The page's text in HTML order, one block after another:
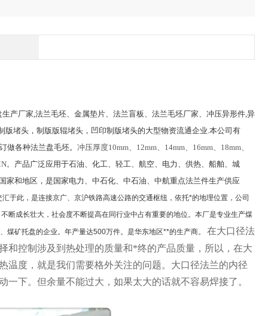
产厂家,法兰毛坯、金属垫片、法兰盲板、法兰毛坯厂家、冲压异形件,异
堵头，制版版辊堵头，凹印制版堵头的大型物资流通企业.本公司有
做各种法兰盘毛坯。 冲压厚度10mm、12mm、14mm、16mm、18mm、
。 产品广泛应用于石油、化工、轻工、航空、电力、供热、船舶、城
和地区，是国家电力、中石化、中石油、中航重点法兰件生产供应
于此，是连接京广、京沪铁路高速公路的交通枢纽，依托*的地理位置，公司
断成长壮大，社会度不断提高在同行业中占有重要的地位。本厂是专业生产煤
煤矿托盘的企业。年产量达500万件。是华东地区**的生产商。 在大口径法
和控制涉及到热处理的质量和*终的产品质量，所以，在大
温度，就是我们需要格外关注的问题。大口径法兰的内径
下。但余量不能过大，如果太大的话就不容易焊接了。